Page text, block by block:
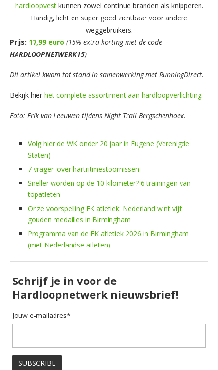
hardloopvestkunnen zowel continue branden als knipperen.
Handig, licht en super goed zichtbaar voor andere
weggebruikers.
Prijs: 17,99 euro (15% extra korting met de code
HARDLOOPNETWERK15)
Dit artikel kwam tot stand in samenwerking met RunningDirect.
Bekijk hier het complete assortiment aan hardloopverlichting.
Foto: Erik van Leeuwen tijdens Night Trail Bergschenhoek.
Volg hier de WK onder 20 jaar in Eugene (Verenigde
Staten)
7 vragen over hartritmestoornissen
Sneller worden op de 10 kilometer? 6 trainingen van
topatleten
Onze voorspelling EK atletiek: Nederland wint vijf
gouden medailles in Birmingham
Programma van de EK atletiek 2026 in Birmingham
(met Nederlandse atleten)
Schrijf je in voor de
Hardloopnetwerk nieuwsbrief!
Jouw e-mailadres*